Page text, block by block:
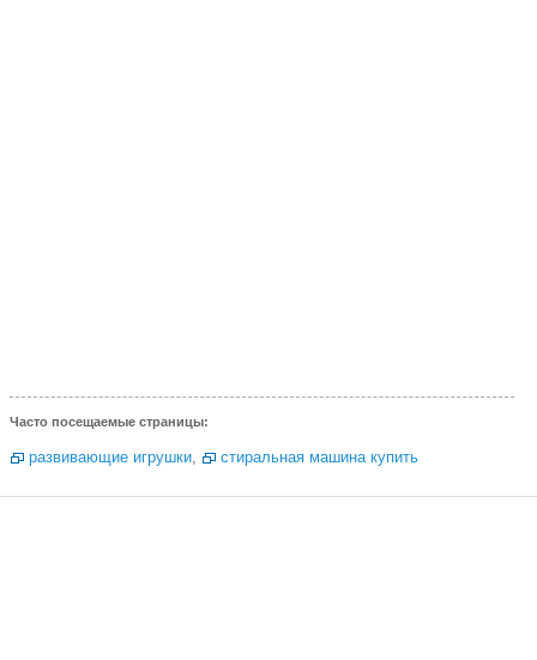
Часто посещаемые страницы:
развивающие игрушки, стиральная машина купить